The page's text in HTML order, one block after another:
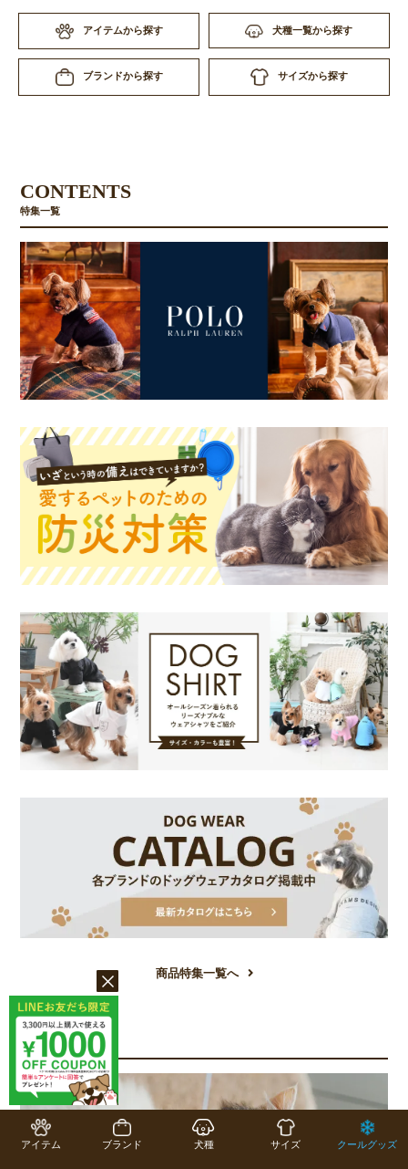
アイテムから探す 犬種一覧から探す
ブランドから探す サイズから探す
アイテム ブランド 犬種 サイズ クールグッズ
CONTENTS
特集一覧
商品特集一覧へ
COLUMN
コラム一覧